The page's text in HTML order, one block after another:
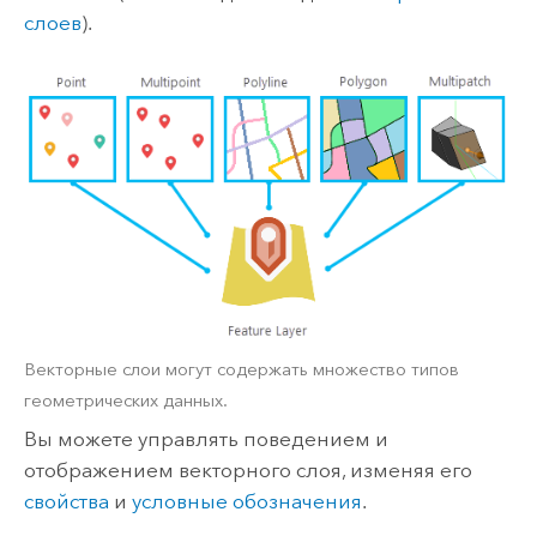
слоев).
Векторные слои могут содержать множество типов
геометрических данных.
Вы можете управлять поведением и
отображением векторного слоя, изменяя его
свойства и условные обозначения.